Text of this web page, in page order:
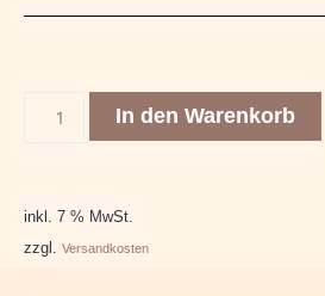
In den Warenkorb
inkl. 7 % MwSt.
zzgl. Versandkosten